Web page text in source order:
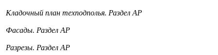
Кладочный план техподполья. Раздел АР
Фасады. Раздел АР
Разрезы. Раздел АР